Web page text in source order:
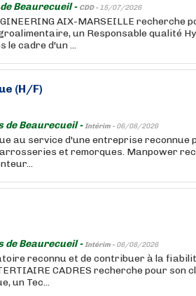
Beaurecueil - CDD - 15/07/2026
AIX-MARSEILLE recherche
un Responsable qualité
le cadre d'un ...
(H/F)
de Beaurecueil -Intérim - 06/08/2026
au service d'une entreprise reconnue
et remorques. Manpower
de Beaurecueil -Intérim - 06/08/2026
reconnu et de contribuer à la
CADRES recherche pour son
un Tec...